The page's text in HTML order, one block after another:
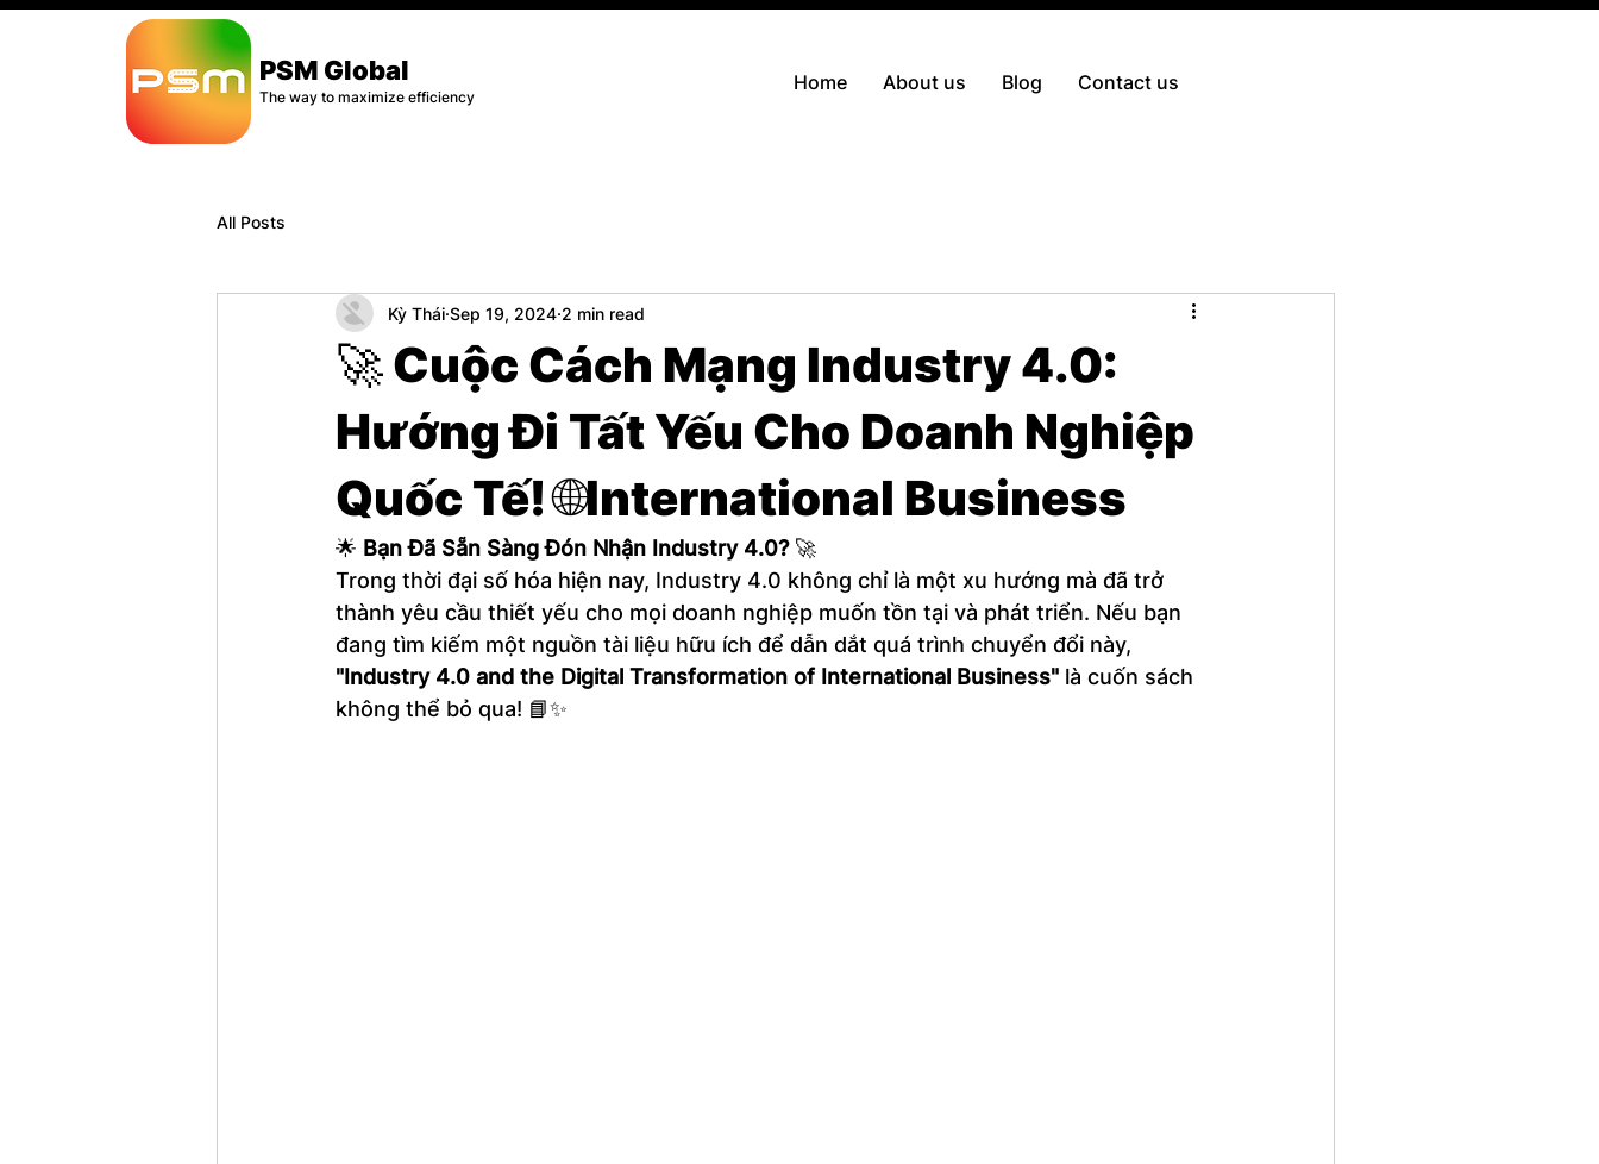
PSM Global
The way to maximize efficiency
Home About us Blog Contact us
All Posts
🚀 Cuộc Cách Mạng Industry 4.0:
Hướng Đi Tất Yếu Cho Doanh Nghiệp
Quốc Tế! 🌐International Business
Kỳ Thái Sep 19, 2024 2 min read
🌟 Bạn Đã Sẵn Sàng Đón Nhận Industry 4.0? 🚀
Trong thời đại số hóa hiện nay, Industry 4.0 không chỉ là một xu hướng mà đã trở
thành yêu cầu thiết yếu cho mọi doanh nghiệp muốn tồn tại và phát triển. Nếu bạn
đang tìm kiếm một nguồn tài liệu hữu ích để dẫn dắt quá trình chuyển đổi này,
"Industry 4.0 and the Digital Transformation of International Business" là cuốn sách
không thể bỏ qua! 📘✨